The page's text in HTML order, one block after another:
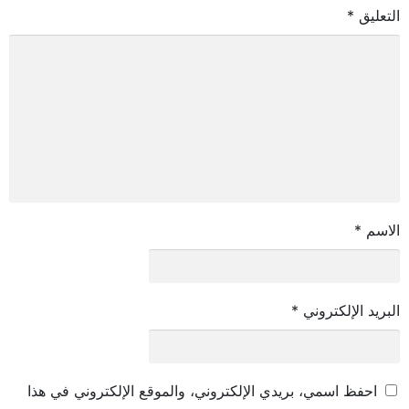
التعليق *
الاسم *
البريد الإلكتروني *
احفظ اسمي، بريدي الإلكتروني، والموقع الإلكتروني في هذا